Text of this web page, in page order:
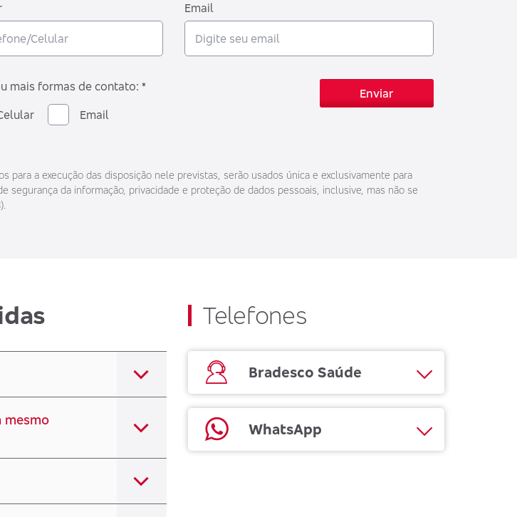
Email
mais formas de contato: *
Email
Enviar
a execução das disposição nele previstas, serão usados única e exclusivamente para
da informação, privacidade e proteção de dados pessoais, inclusive, mas não se
mesmo
Telefones
Bradesco Saúde
WhatsApp